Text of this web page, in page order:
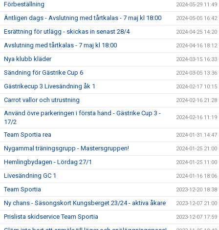
Förbeställning 2024-05-29 11:49
Äntligen dags - Avslutning med tårtkalas - 7 maj kl 18:00 2024-05-05 16:42
Esrättning för utlägg - skickas in senast 28/4 2024-04-25 14:20
Avslutning med tårtkalas - 7 maj kl 18:00 2024-04-16 18:12
Nya klubb kläder 2024-03-15 16:33
Sändning för Gästrike Cup 6 2024-03-05 13:36
Gästrikecup 3 Livesändning åk 1 2024-02-17 10:15
Carrot vallor och utrustning 2024-02-16 21:28
Använd övre parkeringen i första hand - Gästrike Cup 3 -
17/2
2024-02-16 11:19
Team Sportia rea 2024-01-31 14:47
Nygammal träningsgrupp - Mastersgruppen! 2024-01-25 21:00
Hemlingbydagen - Lördag 27/1 2024-01-25 11:00
Livesändning GC 1 2024-01-16 18:06
Team Sportia 2023-12-20 18:38
Ny chans - Säsongskort Kungsberget 23/24 - aktiva åkare 2023-12-07 21:00
Prislista skidservice Team Sportia 2023-12-07 17:59